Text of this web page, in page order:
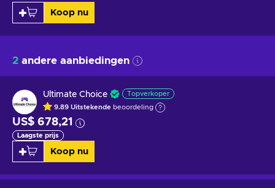
Koop nu
2 andere aanbiedingen
Ultimate Choice Topverkoper
9.89 Uitstekende beoordeling
US$ 678,21
Laagste prijs
Koop nu